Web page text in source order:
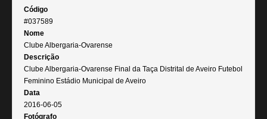
Código
#037589
Nome
Clube Albergaria-Ovarense
Descrição
Clube Albergaria-Ovarense Final da Taça Distrital de Aveiro Futebol
Feminino Estádio Municipal de Aveiro
Data
2016-06-05
Fotógrafo